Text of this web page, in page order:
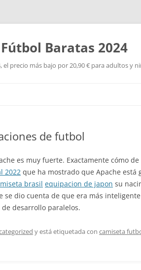
Baratas 2024
el precio más bajo por 20,90 € para adultos y
de futbol
es muy fuerte. Exactamente cómo
2022 que ha mostrado que Apache está
brasil equipacion de japon su
se dio cuenta de que era más
desarrollo paralelos.
y está etiquetada con camiseta